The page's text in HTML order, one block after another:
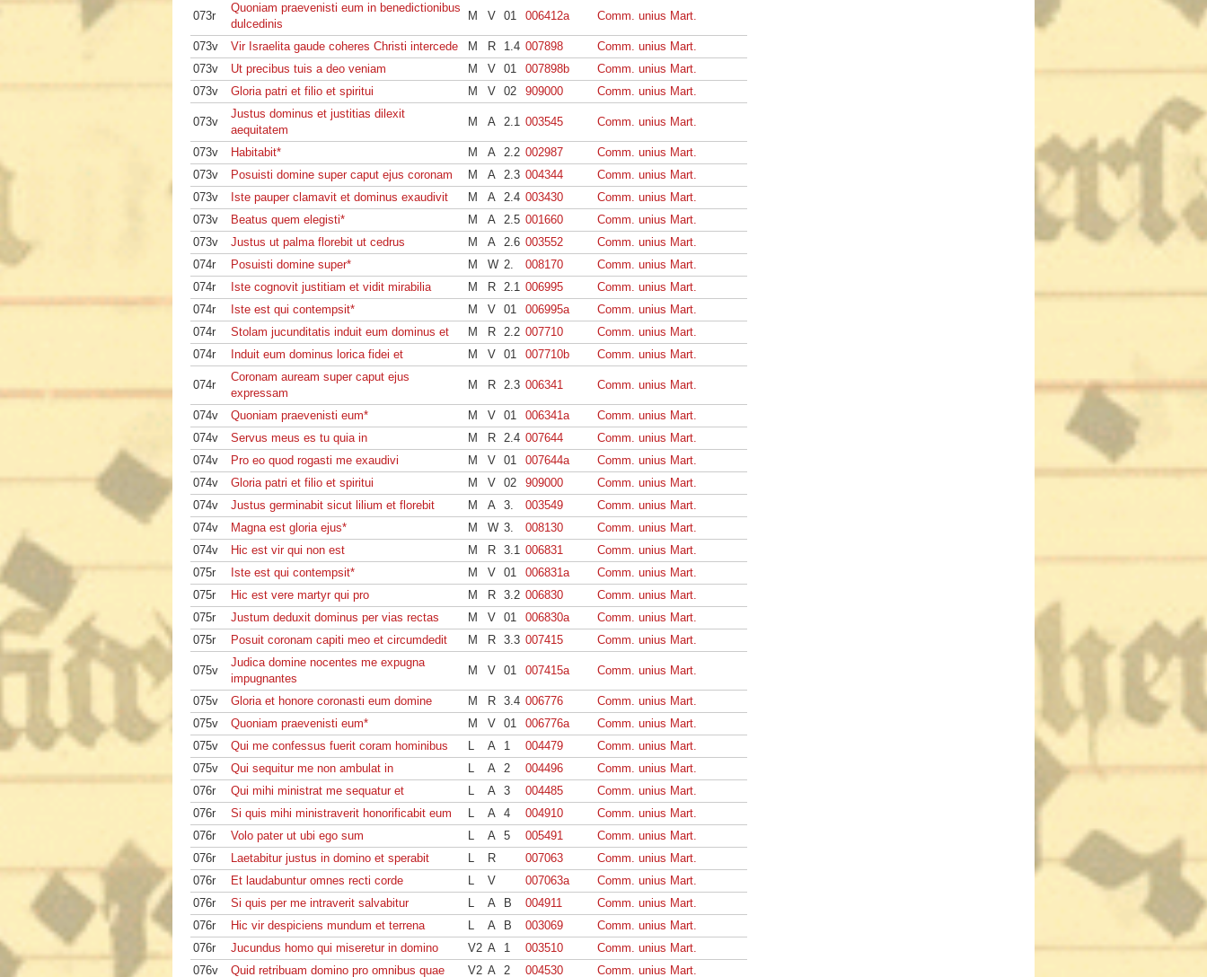
073r
Quoniam praevenisti eum in benedictionibus
dulcedinis
M V 01 006412a Comm. unius Mart.
073v Vir Israelita gaude coheres Christi intercede M R 1.4 007898
Comm. unius Mart.
073v
Ut precibus tuis a deo veniam M V 01 007898b
Comm. unius Mart.
073v
Gloria patri et filio et spiritui M V 02 909000 Comm. unius Mart.
073v
Justus dominus et justitias dilexit
aequitatem
M A 2.1 003545 Comm. unius Mart.
073v Habitabit* M A 2.2 002987
Comm. unius Mart.
073v
Posuisti domine super caput ejus coronam M A 2.3 004344
Comm. unius Mart.
073v
Iste pauper clamavit et dominus exaudivit M A 2.4 003430
Comm. unius Mart.
073v
Beatus quem elegisti* M A 2.5 001660
Comm. unius Mart.
073v
Justus ut palma florebit ut cedrus M A 2.6 003552
Comm. unius Mart.
074r
Posuisti domine super* M W 2. 008170
Comm. unius Mart.
074r
Iste cognovit justitiam et vidit mirabilia M R 2.1 006995
Comm. unius Mart.
074r
Iste est qui contempsit* M V 01 006995a
Comm. unius Mart.
074r
Stolam jucunditatis induit eum dominus et M R 2.2 007710
Comm. unius Mart.
074r
Induit eum dominus lorica fidei et M V 01 007710b Comm. unius Mart.
074r
Coronam auream super caput ejus
expressam
M R 2.3 006341 Comm. unius Mart.
074v Quoniam praevenisti eum* M V 01 006341a
Comm. unius Mart.
074v
Servus meus es tu quia in M R 2.4 007644
Comm. unius Mart.
074v
Pro eo quod rogasti me exaudivi M V 01 007644a
Comm. unius Mart.
074v
Gloria patri et filio et spiritui M V 02 909000
Comm. unius Mart.
074v
Justus germinabit sicut lilium et florebit M A 3. 003549
Comm. unius Mart.
074v
Magna est gloria ejus* M W 3. 008130
Comm. unius Mart.
074v
Hic est vir qui non est M R 3.1 006831
Comm. unius Mart.
075r
Iste est qui contempsit* M V 01 006831a
Comm. unius Mart.
075r
Hic est vere martyr qui pro M R 3.2 006830
Comm. unius Mart.
075r
Justum deduxit dominus per vias rectas M V 01 006830a
Comm. unius Mart.
075r
Posuit coronam capiti meo et circumdedit M R 3.3 007415 Comm. unius Mart.
075v
Judica domine nocentes me expugna
impugnantes
M V 01 007415a Comm. unius Mart.
075v Gloria et honore coronasti eum domine M R 3.4 006776
Comm. unius Mart.
075v
Quoniam praevenisti eum* M V 01 006776a
Comm. unius Mart.
075v
Qui me confessus fuerit coram hominibus L A 1 004479
Comm. unius Mart.
075v
Qui sequitur me non ambulat in L A 2 004496
Comm. unius Mart.
076r
Qui mihi ministrat me sequatur et L A 3 004485
Comm. unius Mart.
076r
Si quis mihi ministraverit honorificabit eum L A 4 004910
Comm. unius Mart.
076r
Volo pater ut ubi ego sum L A 5 005491
Comm. unius Mart.
076r
Laetabitur justus in domino et sperabit L R 007063
Comm. unius Mart.
076r
Et laudabuntur omnes recti corde L V 007063a
Comm. unius Mart.
076r
Si quis per me intraverit salvabitur L A B 004911
Comm. unius Mart.
076r
Hic vir despiciens mundum et terrena L A B 003069
Comm. unius Mart.
076r
Jucundus homo qui miseretur in domino V2 A 1 003510
Comm. unius Mart.
076v
Quid retribuam domino pro omnibus quae V2 A 2 004530 Comm. unius Mart.